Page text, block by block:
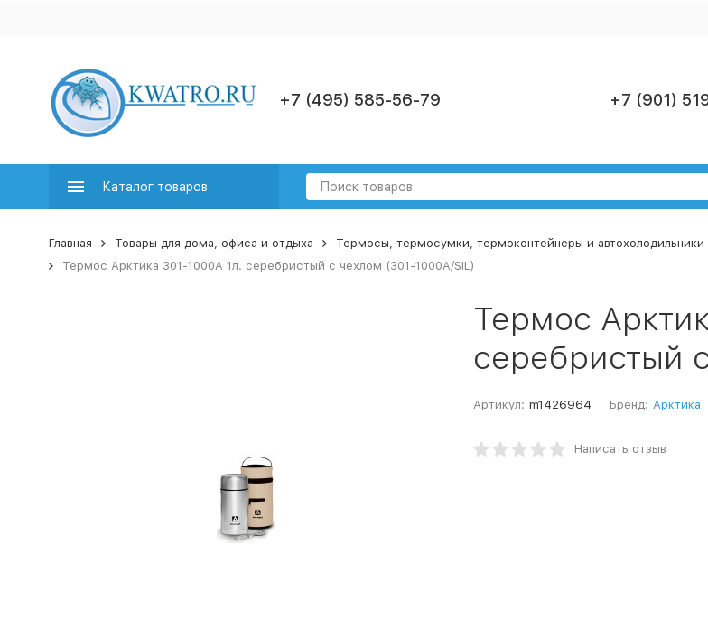
+7 (495) 585-56-79 +7 (901)
Каталог товаров
Главная Товары для дома, офиса и отдыха Термосы, термосумки, термоконтейнеры и автохолодильники
Термос Арктика 301-1000A 1л. серебристый с чехлом (301-1000A/SIL)
Термос
серебристый
Артикул: m1426964 Бренд: Арктика
Написать отзыв